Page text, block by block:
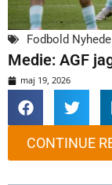
Fodbold
Medie: AGF
maj 19, 2026
CONTINUE